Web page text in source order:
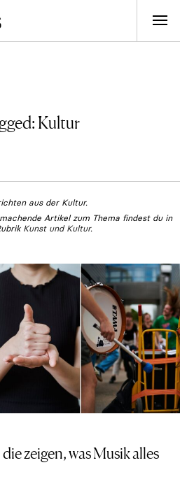
Kultur
aus der Kultur.
Artikel zum Thema findest du in
Kunst und Kultur.
zeigen, was Musik alles